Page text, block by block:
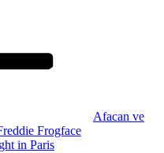
Afacan ve
Frogface
in Paris